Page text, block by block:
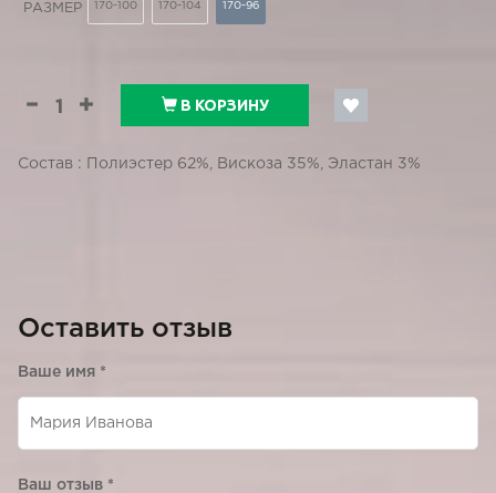
РАЗМЕР 170-100 170-104 170-96
В КОРЗИНУ
Состав : Полиэстер 62%, Вискоза 35%, Эластан 3%
Оставить отзыв
Ваше имя *
Ваш отзыв *